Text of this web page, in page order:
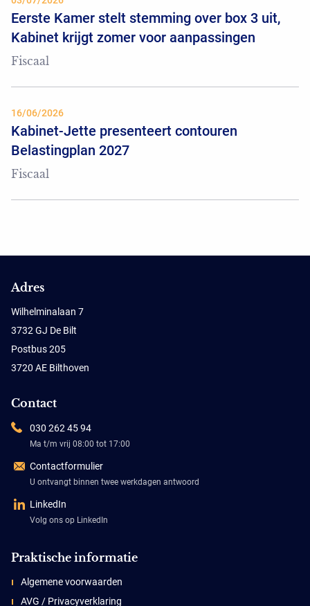
Eerste Kamer stelt stemming over box 3 uit,
Kabinet krijgt zomer voor aanpassingen
Fiscaal
16/06/2026
Kabinet-Jette presenteert contouren
Belastingplan 2027
Fiscaal
Adres
Wilhelminalaan 7
3732 GJ De Bilt
Postbus 205
3720 AE Bilthoven
Contact
030 262 45 94
Ma t/m vrij 08:00 tot 17:00
Contactformulier
U ontvangt binnen twee werkdagen antwoord
LinkedIn
Volg ons op LinkedIn
Praktische informatie
Algemene voorwaarden
AVG / Privacyverklaring